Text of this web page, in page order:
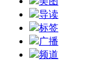
导读
标签
广播
频道